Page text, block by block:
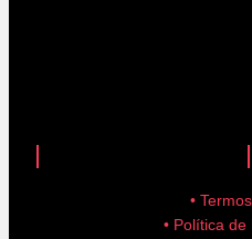
•
• Política de